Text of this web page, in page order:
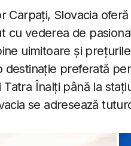
Carpați, Slovacia
cu vederea de
uimitoare și
destinație preferată
Înalți până la
se adresează